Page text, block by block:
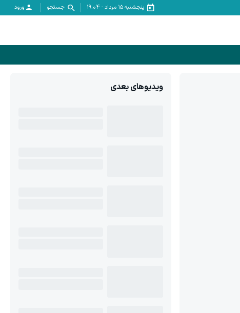
پنجشنبه ۱۵ مرداد -
19:04 جستجو ورود
ویدیوهای بعدی